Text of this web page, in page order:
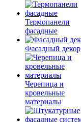
Термопанели
фасадные
Фасадный декор
Черепица и
кровельные
материалы